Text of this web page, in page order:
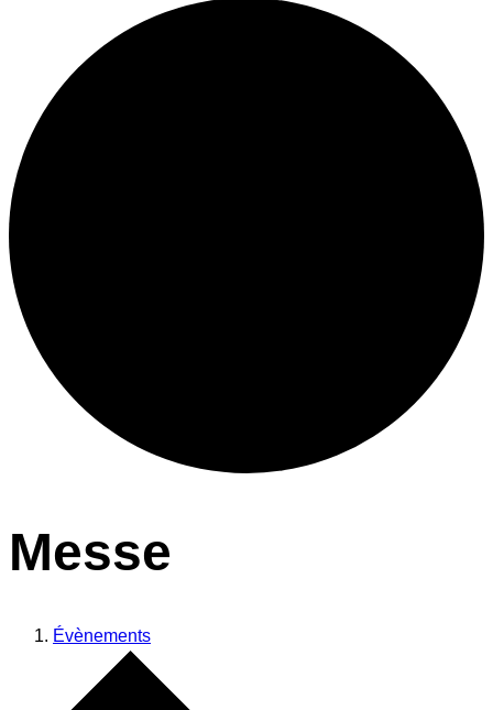
Messe
Évènements